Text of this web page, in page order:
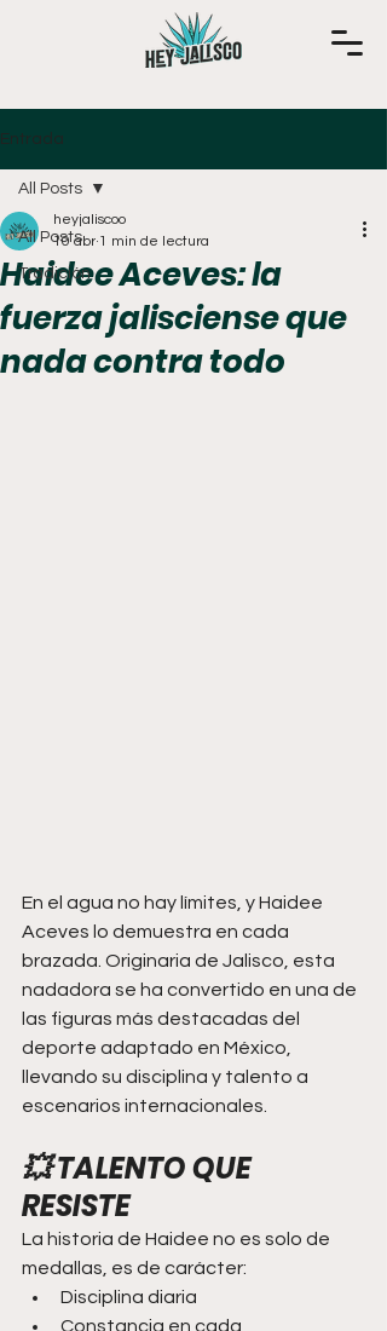
Entrada
All Posts
Tradición
All Posts
Haidee Aceves: la
fuerza jalisciense que
nada contra todo
heyjaliscoo
10 abr 1 min de lectura
En el agua no hay límites, y Haidee
Aceves lo demuestra en cada
brazada. Originaria de Jalisco, esta
nadadora se ha convertido en una de
las figuras más destacadas del
deporte adaptado en México,
llevando su disciplina y talento a
escenarios internacionales.
💥 TALENTO QUE
RESISTE
La historia de Haidee no es solo de
medallas, es de carácter:
Disciplina diaria
Constancia en cada